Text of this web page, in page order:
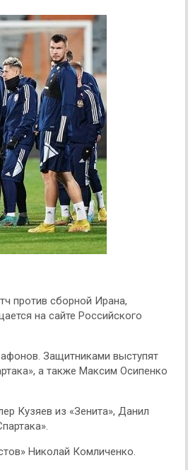
против сборной Ирана,
на сайте Российского
Защитниками выступят
а также Максим Осипенко
Кузяев из «Зенита», Данил
Николай Комличенко.